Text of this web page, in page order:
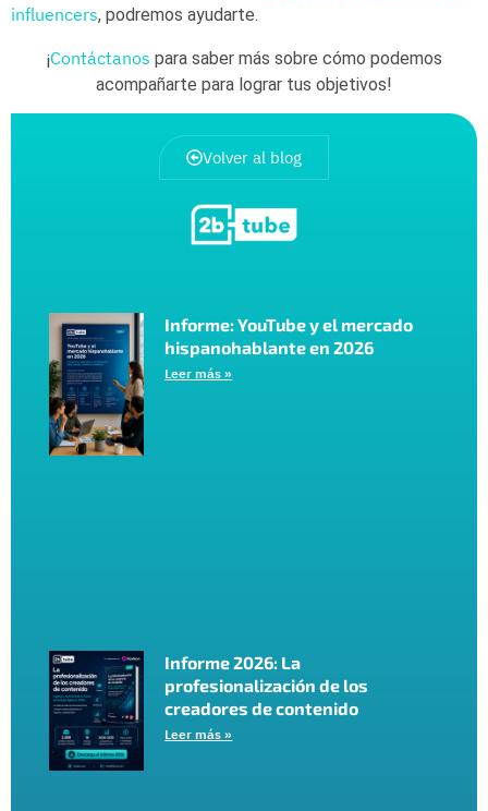
Volver al blog
Informe: YouTube y el mercado
hispanohablante en 2026
Leer más »
Informe 2026: La
profesionalización de los
creadores de contenido
Leer más »
influencers, podremos ayudarte.
¡Contáctanos para saber más sobre cómo podemos
acompañarte para lograr tus objetivos!